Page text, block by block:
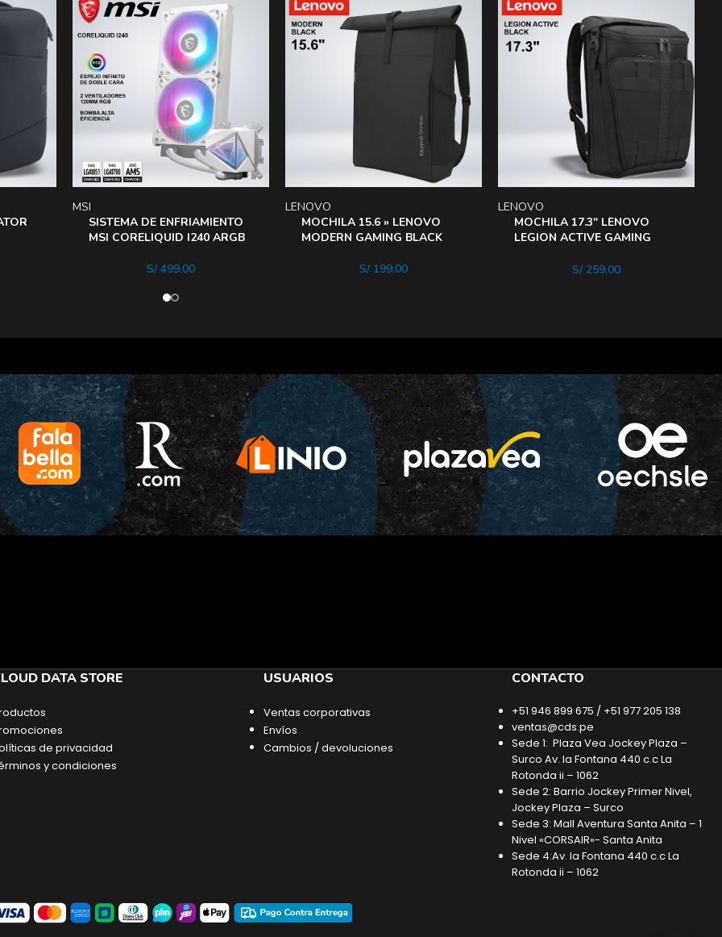
SISTEMA DE ENFRIAMIENTO
MSI CORELIQUID I240 ARGB
MSI
S/499.00
MOCHILA 15.6 » LENOVO
MODERN GAMING BLACK
LENOVO
S/199.00
MOCHILA 17.3″ LENOVO
LEGION ACTIVE GAMING
LENOVO
S/259.00
DATA STORE
de privacidad
y condiciones
USUARIOS
Ventas corporativas
Envíos
Cambios / devoluciones
CONTACTO
+51 946 899 675 / +51 977 205 138
ventas@cds.pe
Sede 1: Plaza Vea Jockey Plaza –
Surco Av. la Fontana 440 c.c La
Rotonda ii – 1062
Sede 2: Barrio Jockey Primer Nivel,
Jockey Plaza – Surco
Sede 3: Mall Aventura Santa Anita – 1
Nivel «CORSAIR»- Santa Anita
Sede 4:Av. la Fontana 440 c.c La
Rotonda ii – 1062